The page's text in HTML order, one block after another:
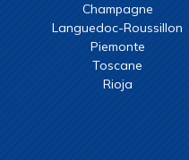
Champagne
Languedoc-Roussillon
Piemonte
Toscane
Rioja